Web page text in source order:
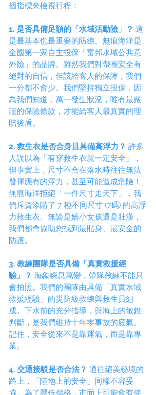
個指標來檢視行程：
1. 是否具備足額的「水域活動險」？ 這
是最基本也最重要的防線。無痕海洋是
全國第一家自主投保「富邦水域公共意
外險」的品牌。雖然我們對帶團安全有
絕對的自信，但該給客人的保障，我們
一分都不會少。我們堅持獨立投保，因
為我們知道，萬一發生狀況，唯有最嚴
謹的保險條款，才能給客人最真實的理
賠後盾。
2. 救生衣是否合身且具備高浮力？ 許多
人誤以為「有穿救生衣就一定安全」，
但事實上，尺寸不合在落水時往往無法
發揮應有的浮力，甚至可能造成危險！
無痕海洋拒絕「一件尺寸走天下」，我
們斥資添購了 7 種不同尺寸 (7碼) 的高浮
力救生衣。無論是嬌小女孩還是壯漢，
我們都會協助您找到最貼身、最安全的
防護。
3. 教練團隊是否具備「真實救援經
驗」？ 海象瞬息萬變，帶隊教練不能只
會拍照。我們的團隊由具備「真實水域
救援經驗」的災防級救練與救生員組
成。下水前的充分指導，與海上的敏銳
判斷，是我們維持十年零事故的底氣。
記住，安全從來不是靠運氣，而是靠專
業。
4. 交通接駁是否合法？ 通往絕美秘境的
路上，「陸地上的安全」同樣不容妥
協。為了壓低價格，市面上可能會有使